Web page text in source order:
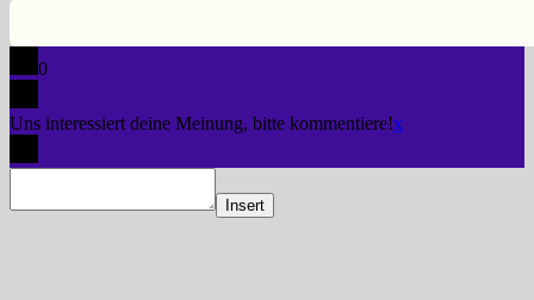
0
Uns interessiert deine Meinung, bitte kommentiere!x
Insert